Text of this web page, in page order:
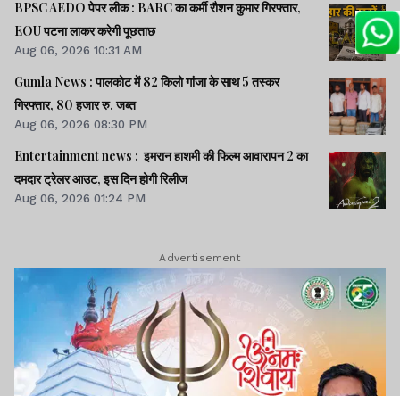
BPSC AEDO पेपर लीक : BARC का कर्मी रौशन कुमार गिरफ्तार,
EOU पटना लाकर करेगी पूछताछ
Aug 06, 2026 10:31 AM
Gumla News : पालकोट में 82 किलो गांजा के साथ 5 तस्कर
गिरफ्तार, 80 हजार रु. जब्त
Aug 06, 2026 08:30 PM
Entertainment news : इमरान हाशमी की फिल्म आवारापन 2 का
दमदार ट्रेलर आउट, इस दिन होगी रिलीज
Aug 06, 2026 01:24 PM
Advertisement